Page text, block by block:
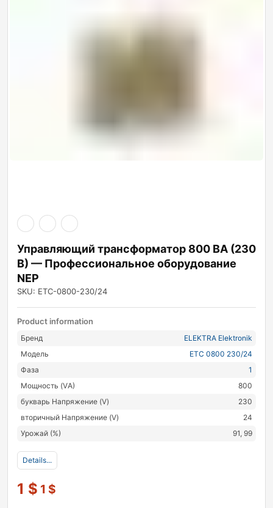
Управляющий трансформатор 800 ВА (230
В) — Профессиональное оборудование
NEP
SKU: ETC-0800-230/24
Product information
Бренд
ELEKTRA Elektronik
Модель
ETC 0800 230/24
Фаза
1
Мощность (VА)
800
букварь Напряжение (V)
230
вторичный Напряжение (V)
24
Урожай (%)
91, 99
Details...
1 $ 1 $